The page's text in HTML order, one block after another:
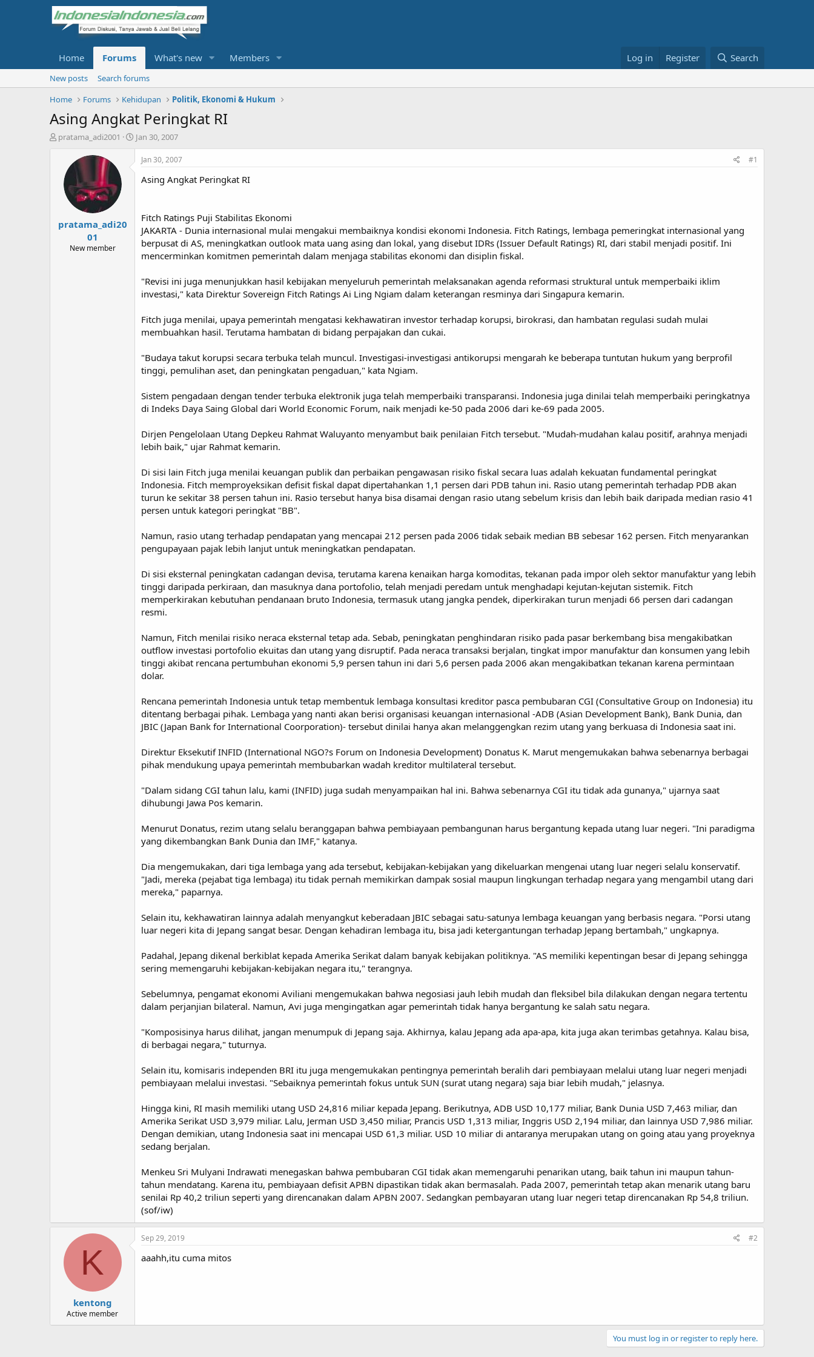
Home Forums What's new Members Log in Register Search
New posts
Search forums
Home
Forums Kehidupan Politik, Ekonomi & Hukum
Asing Angkat Peringkat RI
T
a
pratama_adi2001
S
t
Jan 30, 2007
pratama_adi20
01
New member
Jan 30, 2007 #1
Asing Angkat Peringkat RI
Fitch Ratings Puji Stabilitas Ekonomi
JAKARTA - Dunia internasional mulai mengakui membaiknya kondisi ekonomi Indonesia. Fitch Ratings, lembaga pemeringkat internasional yang
berpusat di AS, meningkatkan outlook mata uang asing dan lokal, yang disebut IDRs (Issuer Default Ratings) RI, dari stabil menjadi positif. Ini
mencerminkan komitmen pemerintah dalam menjaga stabilitas ekonomi dan disiplin fiskal.
"Revisi ini juga menunjukkan hasil kebijakan menyeluruh pemerintah melaksanakan agenda reformasi struktural untuk memperbaiki iklim
investasi," kata Direktur Sovereign Fitch Ratings Ai Ling Ngiam dalam keterangan resminya dari Singapura kemarin.
Fitch juga menilai, upaya pemerintah mengatasi kekhawatiran investor terhadap korupsi, birokrasi, dan hambatan regulasi sudah mulai
membuahkan hasil. Terutama hambatan di bidang perpajakan dan cukai.
"Budaya takut korupsi secara terbuka telah muncul. Investigasi-investigasi antikorupsi mengarah ke beberapa tuntutan hukum yang berprofil
tinggi, pemulihan aset, dan peningkatan pengaduan," kata Ngiam.
Sistem pengadaan dengan tender terbuka elektronik juga telah memperbaiki transparansi. Indonesia juga dinilai telah memperbaiki peringkatnya
di Indeks Daya Saing Global dari World Economic Forum, naik menjadi ke-50 pada 2006 dari ke-69 pada 2005.
Dirjen Pengelolaan Utang Depkeu Rahmat Waluyanto menyambut baik penilaian Fitch tersebut. "Mudah-mudahan kalau positif, arahnya menjadi
lebih baik," ujar Rahmat kemarin.
Di sisi lain Fitch juga menilai keuangan publik dan perbaikan pengawasan risiko fiskal secara luas adalah kekuatan fundamental peringkat
Indonesia. Fitch memproyeksikan defisit fiskal dapat dipertahankan 1,1 persen dari PDB tahun ini. Rasio utang pemerintah terhadap PDB akan
turun ke sekitar 38 persen tahun ini. Rasio tersebut hanya bisa disamai dengan rasio utang sebelum krisis dan lebih baik daripada median rasio 41
persen untuk kategori peringkat "BB".
Namun, rasio utang terhadap pendapatan yang mencapai 212 persen pada 2006 tidak sebaik median BB sebesar 162 persen. Fitch menyarankan
pengupayaan pajak lebih lanjut untuk meningkatkan pendapatan.
Di sisi eksternal peningkatan cadangan devisa, terutama karena kenaikan harga komoditas, tekanan pada impor oleh sektor manufaktur yang lebih
tinggi daripada perkiraan, dan masuknya dana portofolio, telah menjadi peredam untuk menghadapi kejutan-kejutan sistemik. Fitch
memperkirakan kebutuhan pendanaan bruto Indonesia, termasuk utang jangka pendek, diperkirakan turun menjadi 66 persen dari cadangan
resmi.
Namun, Fitch menilai risiko neraca eksternal tetap ada. Sebab, peningkatan penghindaran risiko pada pasar berkembang bisa mengakibatkan
outflow investasi portofolio ekuitas dan utang yang disruptif. Pada neraca transaksi berjalan, tingkat impor manufaktur dan konsumen yang lebih
tinggi akibat rencana pertumbuhan ekonomi 5,9 persen tahun ini dari 5,6 persen pada 2006 akan mengakibatkan tekanan karena permintaan
dolar.
Rencana pemerintah Indonesia untuk tetap membentuk lembaga konsultasi kreditor pasca pembubaran CGI (Consultative Group on Indonesia) itu
ditentang berbagai pihak. Lembaga yang nanti akan berisi organisasi keuangan internasional -ADB (Asian Development Bank), Bank Dunia, dan
JBIC (Japan Bank for International Coorporation)- tersebut dinilai hanya akan melanggengkan rezim utang yang berkuasa di Indonesia saat ini.
Direktur Eksekutif INFID (International NGO?s Forum on Indonesia Development) Donatus K. Marut mengemukakan bahwa sebenarnya berbagai
pihak mendukung upaya pemerintah membubarkan wadah kreditor multilateral tersebut.
"Dalam sidang CGI tahun lalu, kami (INFID) juga sudah menyampaikan hal ini. Bahwa sebenarnya CGI itu tidak ada gunanya," ujarnya saat
dihubungi Jawa Pos kemarin.
Menurut Donatus, rezim utang selalu beranggapan bahwa pembiayaan pembangunan harus bergantung kepada utang luar negeri. "Ini paradigma
yang dikembangkan Bank Dunia dan IMF," katanya.
Dia mengemukakan, dari tiga lembaga yang ada tersebut, kebijakan-kebijakan yang dikeluarkan mengenai utang luar negeri selalu konservatif.
"Jadi, mereka (pejabat tiga lembaga) itu tidak pernah memikirkan dampak sosial maupun lingkungan terhadap negara yang mengambil utang dari
mereka," paparnya.
Selain itu, kekhawatiran lainnya adalah menyangkut keberadaan JBIC sebagai satu-satunya lembaga keuangan yang berbasis negara. "Porsi utang
luar negeri kita di Jepang sangat besar. Dengan kehadiran lembaga itu, bisa jadi ketergantungan terhadap Jepang bertambah," ungkapnya.
Padahal, Jepang dikenal berkiblat kepada Amerika Serikat dalam banyak kebijakan politiknya. "AS memiliki kepentingan besar di Jepang sehingga
sering memengaruhi kebijakan-kebijakan negara itu," terangnya.
Sebelumnya, pengamat ekonomi Aviliani mengemukakan bahwa negosiasi jauh lebih mudah dan fleksibel bila dilakukan dengan negara tertentu
dalam perjanjian bilateral. Namun, Avi juga mengingatkan agar pemerintah tidak hanya bergantung ke salah satu negara.
"Komposisinya harus dilihat, jangan menumpuk di Jepang saja. Akhirnya, kalau Jepang ada apa-apa, kita juga akan terimbas getahnya. Kalau bisa,
di berbagai negara," tuturnya.
Selain itu, komisaris independen BRI itu juga mengemukakan pentingnya pemerintah beralih dari pembiayaan melalui utang luar negeri menjadi
pembiayaan melalui investasi. "Sebaiknya pemerintah fokus untuk SUN (surat utang negara) saja biar lebih mudah," jelasnya.
Hingga kini, RI masih memiliki utang USD 24,816 miliar kepada Jepang. Berikutnya, ADB USD 10,177 miliar, Bank Dunia USD 7,463 miliar, dan
Amerika Serikat USD 3,979 miliar. Lalu, Jerman USD 3,450 miliar, Prancis USD 1,313 miliar, Inggris USD 2,194 miliar, dan lainnya USD 7,986 miliar.
Dengan demikian, utang Indonesia saat ini mencapai USD 61,3 miliar. USD 10 miliar di antaranya merupakan utang on going atau yang proyeknya
sedang berjalan.
Menkeu Sri Mulyani Indrawati menegaskan bahwa pembubaran CGI tidak akan memengaruhi penarikan utang, baik tahun ini maupun tahun-
tahun mendatang. Karena itu, pembiayaan defisit APBN dipastikan tidak akan bermasalah. Pada 2007, pemerintah tetap akan menarik utang baru
senilai Rp 40,2 triliun seperti yang direncanakan dalam APBN 2007. Sedangkan pembayaran utang luar negeri tetap direncanakan Rp 54,8 triliun.
(sof/iw)
K
kentong
Active member
Sep 29, 2019 #2
aaahh,itu cuma mitos
You must log in or register to reply here.